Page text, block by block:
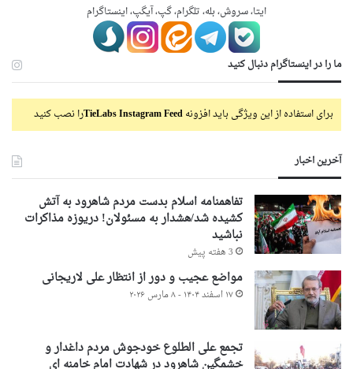
ایتا، سروش، بله، تلگرام، گپ، آیگپ، اینستاگرام
ما را در اینستاگرام دنبال کنید
برای استفاده از این ویژگی باید افزونهTieLabs Instagram Feedرا نصب کنید
آخرین اخبار
تفاهمنامه اسلام بدست مردم شاهرود به آتش
کشیده شد/هشدار به مسئولان! دریوزه مذاکرات
نباشید
3 هفته پیش
مواضع عجیب و دور از انتظار علی لاریجانی
۱۷ اسفند ۱۴۰۴ - ۸ مارس ۲۰۲۶
تجمع علی الطلوع خودجوش مردم داغدار و
خشمگین شاهرود در شهادت امام خامنه ای